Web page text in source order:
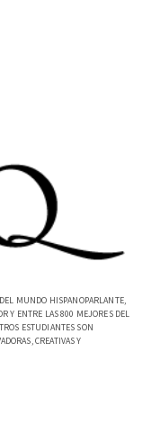
MUNDO HISPANOPARLANTE,
Y ENTRE LAS 800 MEJORES DEL
ESTUDIANTES SON
CREATIVAS Y